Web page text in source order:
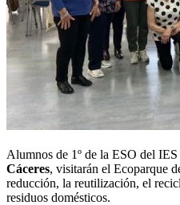
Alumnos de 1º de la ESO del
Cáceres, visitarán el Ecoparque
reducción, la reutilización, el
residuos domésticos.